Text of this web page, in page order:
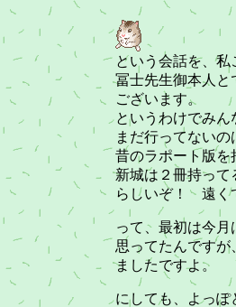
という会話を、
冨士先生御本人と
ございます。
というわけでみ
まだ行ってない
昔のラポート版
新城は２冊持っ
らしいぞ！ 遠く
って、最初は今
思ってたんですが
ましたですよ。
にしても、よっぽ